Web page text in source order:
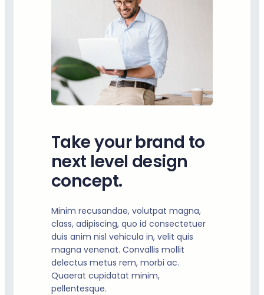
Take your brand to
next level design
concept.
Minim recusandae, volutpat magna,
class, adipiscing, quo id consectetuer
duis anim nisl vehicula in, velit quis
magna venenat. Convallis mollit
delectus metus rem, morbi ac.
Quaerat cupidatat minim,
pellentesque.